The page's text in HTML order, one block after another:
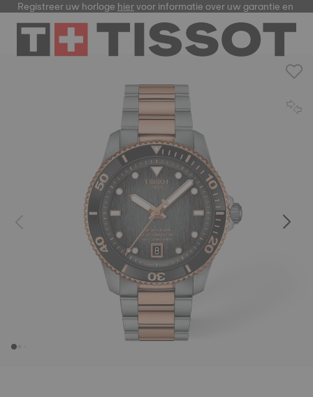
Registreer uw horlogehiervoor informatie over uw garantie en meer